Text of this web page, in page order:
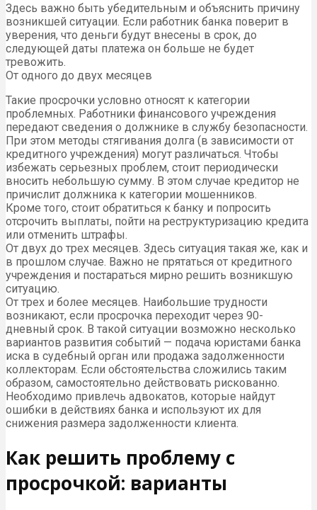
Здесь важно быть убедительным и объяснить причину
возникшей ситуации. Если работник банка поверит в
уверения, что деньги будут внесены в срок, до
следующей даты платежа он больше не будет
тревожить.
От одного до двух месяцев
Такие просрочки условно относят к категории
проблемных. Работники финансового учреждения
передают сведения о должнике в службу безопасности.
При этом методы стягивания долга (в зависимости от
кредитного учреждения) могут различаться. Чтобы
избежать серьезных проблем, стоит периодически
вносить небольшую сумму. В этом случае кредитор не
причислит должника к категории мошенников.
Кроме того, стоит обратиться к банку и попросить
отсрочить выплаты, пойти на реструктуризацию кредита
или отменить штрафы.
От двух до трех месяцев. Здесь ситуация такая же, как и
в прошлом случае. Важно не прятаться от кредитного
учреждения и постараться мирно решить возникшую
ситуацию.
От трех и более месяцев. Наибольшие трудности
возникают, если просрочка переходит через 90-
дневный срок. В такой ситуации возможно несколько
вариантов развития событий — подача юристами банка
иска в судебный орган или продажа задолженности
коллекторам. Если обстоятельства сложились таким
образом, самостоятельно действовать рискованно.
Необходимо привлечь адвокатов, которые найдут
ошибки в действиях банка и используют их для
снижения размера задолженности клиента.
Как решить проблему с
просрочкой: варианты